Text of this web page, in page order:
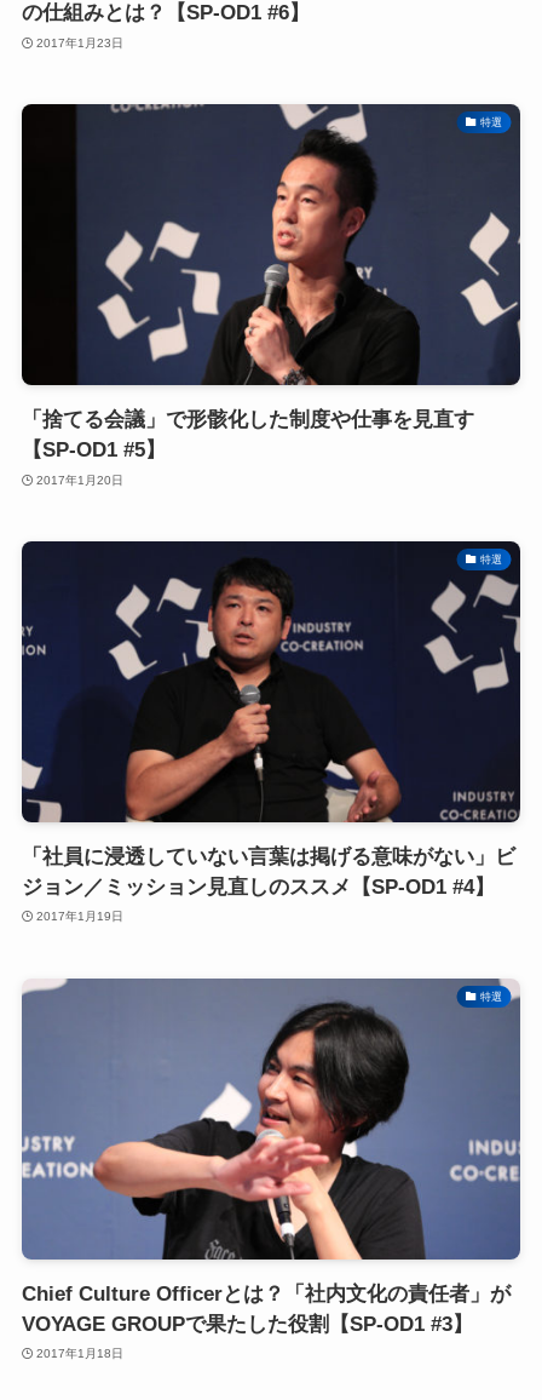
の仕組みとは？【SP-OD1 #6】
2017年1月23日
特選
「捨てる会議」で形骸化した制度や仕事を見直す
【SP-OD1 #5】
2017年1月20日
特選
「社員に浸透していない言葉は掲げる意味がない」ビ
ジョン／ミッション見直しのススメ【SP-OD1 #4】
2017年1月19日
特選
Chief Culture Officerとは？「社内文化の責任者」が
VOYAGE GROUPで果たした役割【SP-OD1 #3】
2017年1月18日